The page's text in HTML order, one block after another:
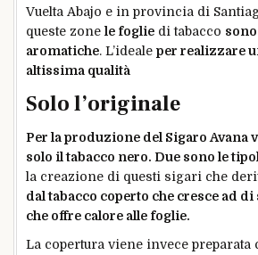
Vuelta Abajo e in provincia di
queste zone le foglie di tabacco
aromatiche. L’ideale per realizzare
altissima qualità
Solo l’originale
Per la produzione del Sigaro Avana
solo il tabacco nero. Due sono le
la creazione di questi sigari che
dal tabacco coperto che cresce ad
che offre calore alle foglie.
La copertura viene invece preparata